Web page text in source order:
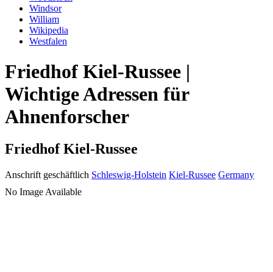
Windsor
William
Wikipedia
Westfalen
Friedhof Kiel-Russee |
Wichtige Adressen für
Ahnenforscher
Friedhof Kiel-Russee
Anschrift geschäftlich Schleswig-Holstein Kiel-Russee Germany
No Image Available